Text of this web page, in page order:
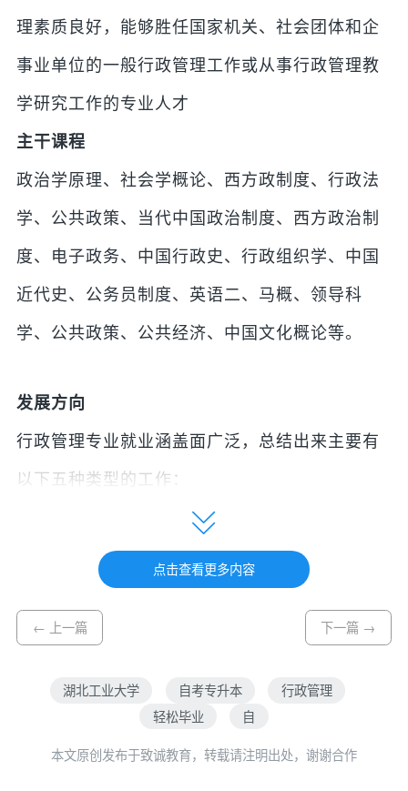
理素质良好，能够胜任国家机关、社会团体和企
事业单位的一般行政管理工作或从事行政管理教
学研究工作的专业人才
主干课程
政治学原理、社会学概论、西方政制度、行政法
学、公共政策、当代中国政治制度、西方政治制
度、电子政务、中国行政史、行政组织学、中国
近代史、公务员制度、英语二、马概、领导科
学、公共政策、公共经济、中国文化概论等。
发展方向
行政管理专业就业涵盖面广泛，总结出来主要有
以下五种类型的工作：
1.考公务员或事业单位。每年的公务员考试或事
业单位的公开社会招聘考试中都会涉行政管理专
合管理、人事处综合管理等岗位。加上由于行政
论知识、思维方式、业务技能上都占有优势，所
以报考通过率会相比较高一些。
点击查看更多内容
← 上一篇 下一篇 →
湖北工业大学 自考专升本
行政管理
轻松毕业
自
本文原创发布于致诚教育，转载请注明出处，谢谢合作